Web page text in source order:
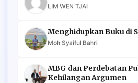
LIM WEN TJAI
Menghidupkan Buku di
Moh Syaiful Bahri
MBG dan Perdebatan
Kehilangan Argumen